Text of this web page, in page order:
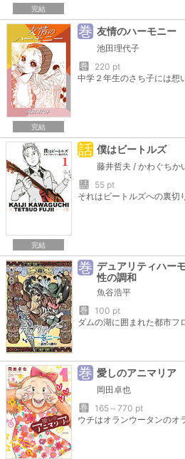
完結
完結
巻 友情のハーモニー
池田理代子
巻
220 pt
完結
話 僕はビートルズ
藤井哲夫 / かわぐちか
話
55 pt
巻 デュアリティハー
性の調和
魚谷浩平
巻
100 pt
巻 愛しのアニマリア
岡田卓也
巻
165～770 pt